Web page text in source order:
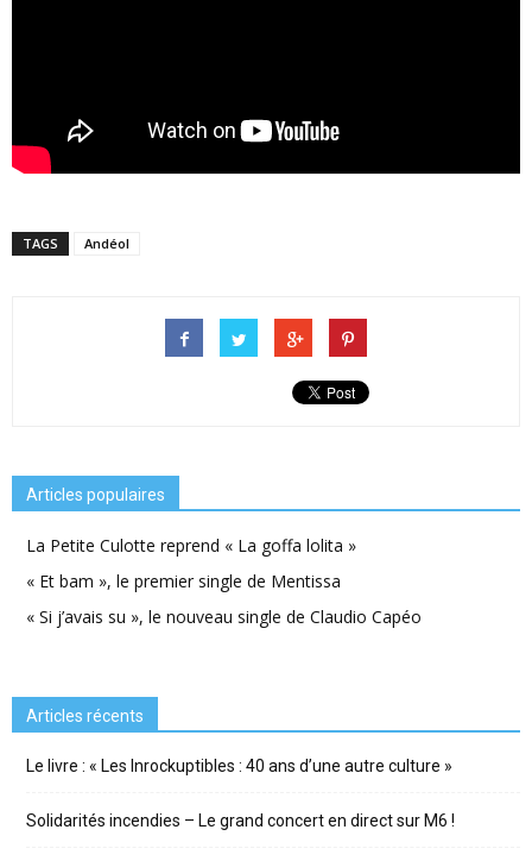
TAGS Andéol
Articles populaires
La Petite Culotte reprend « La goffa lolita »
« Et bam », le premier single de Mentissa
« Si j’avais su », le nouveau single de Claudio Capéo
Articles récents
Le livre : « Les Inrockuptibles : 40 ans d’une autre culture »
Solidarités incendies – Le grand concert en direct sur M6 !